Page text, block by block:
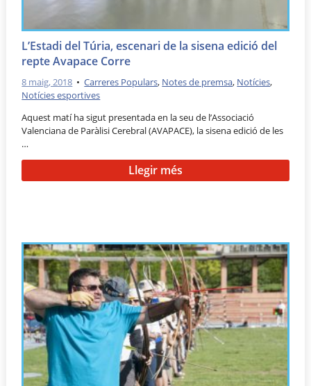
L’Estadi del Túria, escenari de la sisena edició del
repte Avapace Corre
8 maig, 2018 •Carreres Populars, Notes de premsa, Notícies,
Notícies esportives
Aquest matí ha sigut presentada en la seu de l’Associació
Valenciana de Paràlisi Cerebral (AVAPACE), la sisena edició de les
…
Llegir més